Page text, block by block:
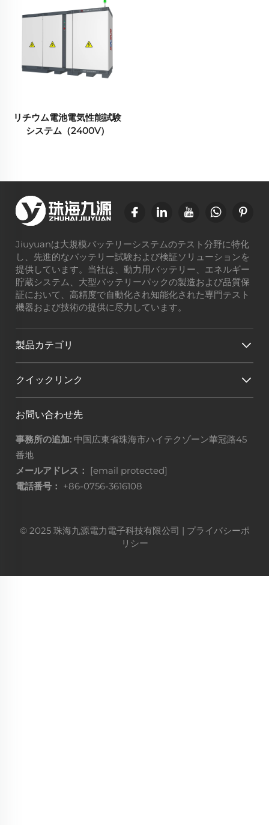
リチウム電池電気性能試験
システム（2400V）
Jiuyuanは大規模バッテリーシステムのテスト分野に特化
し、先進的なバッテリー試験および検証ソリューションを
提供しています。当社は、動力用バッテリー、エネルギー
貯蔵システム、大型バッテリーパックの製造および品質保
証において、高精度で自動化され知能化された専門テスト
機器および技術の提供に尽力しています。
製品カテゴリ
クイックリンク
お問い合わせ先
事務所の追加: 中国広東省珠海市ハイテクゾーン華冠路45
番地
メールアドレス： [email protected]
電話番号： +86-0756-3616108
© 2025 珠海九源電力電子科技有限公司 | プライバシーポ
リシー